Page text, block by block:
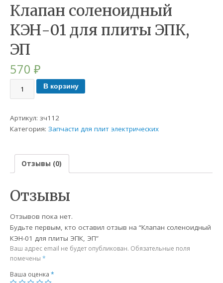
Клапан соленоидный
КЭН-01 для плиты ЭПК,
ЭП
570₽
В корзину
Артикул:зч112
Категория:Запчасти для плит электрических
Отзывы (0)
Отзывы
Отзывов пока нет.
Будьте первым, кто оставил отзыв на “Клапан соленоидный
КЭН-01 для плиты ЭПК, ЭП”
Ваш адрес email не будет опубликован. Обязательные поля
помечены*
Ваша оценка*